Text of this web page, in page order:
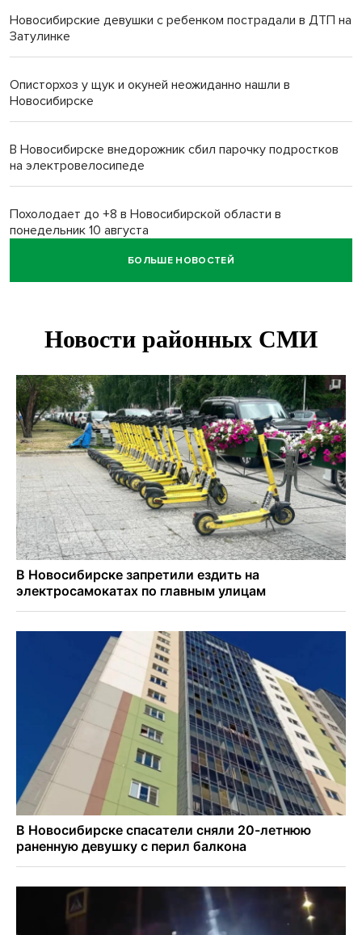
Новосибирские девушки с ребенком пострадали в ДТП на
Затулинке
Описторхоз у щук и окуней неожиданно нашли в
Новосибирске
В Новосибирске внедорожник сбил парочку подростков
на электровелосипеде
Похолодает до +8 в Новосибирской области в
понедельник 10 августа
Высокая пожароопасность IV класса на 4 дня объявлена в
Двойня выдрят родилась в семействе куньих
Гриб-зомби обнаружен в лесу у села Дубровино под
Новосибирском
ХК «Сибирь» подписал контракт с обладателем Кубка
Стэнли Евгением Кузнецовым
БОЛЬШЕ НОВОСТЕЙ